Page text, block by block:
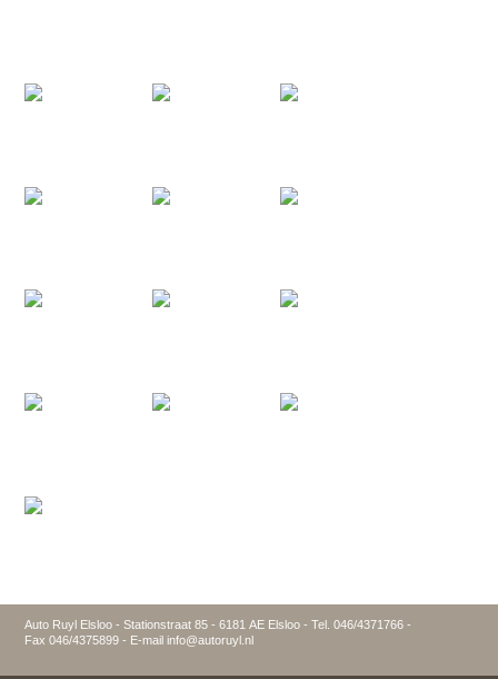
Auto Ruyl Elsloo - Stationstraat 85 - 6181 AE Elsloo - Tel. 046/4371766 -
Fax 046/4375899 - E-mail info@autoruyl.nl